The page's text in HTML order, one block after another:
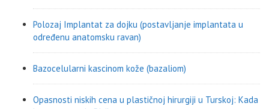
Polozaj Implantat za dojku (postavljanje implantata u
određenu anatomsku ravan)
Bazocelularni kascinom kože (bazaliom)
Opasnosti niskih cena u plastičnoj hirurgiji u Turskoj: Kada